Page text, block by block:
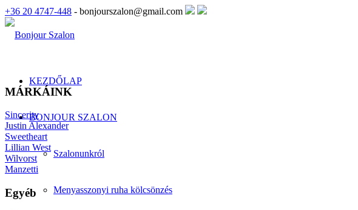
+36 20 4747-448 - bonjourszalon@gmail.com
KEZDŐLAP
BONJOUR SZALON
Szalonunkról
Menyasszonyi ruha kölcsönzés
MÁRKÁINK
Sincerity
Justin Alexander
Sweetheart
Lillian West
Wilvorst
Manzetti
Egyéb